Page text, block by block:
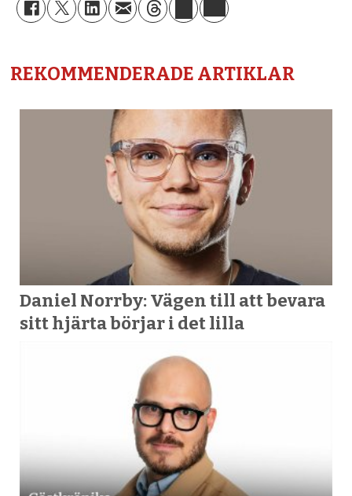
REKOMMENDERADE ARTIKLAR
Daniel Norrby: Vägen till att bevara
sitt hjärta börjar i det lilla